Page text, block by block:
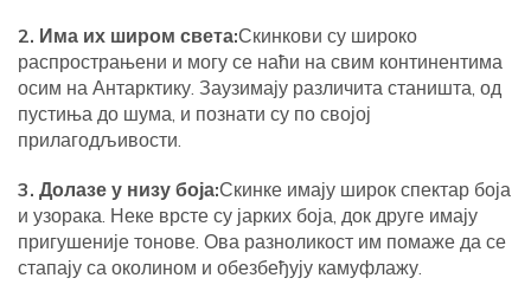
2. Има их широм света:Скинкови су широко
распрострањени и могу се наћи на свим континентима
осим на Антарктику. Заузимају различита станишта, од
пустиња до шума, и познати су по својој
прилагодљивости.
3. Долазе у низу боја:Скинке имају широк спектар боја
и узорака. Неке врсте су јарких боја, док друге имају
пригушеније тонове. Ова разноликост им помаже да се
стапају са околином и обезбеђују камуфлажу.